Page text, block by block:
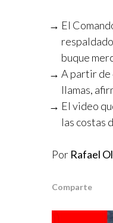
El
buque
A partir de
llamas,
El video
las costas
Por Rafael
Comparte